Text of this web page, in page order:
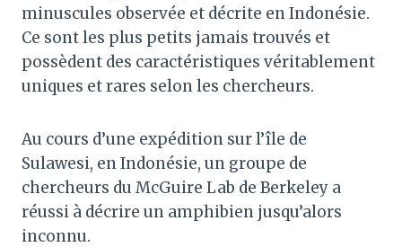
minuscules observée et décrite en Indonésie.
Ce sont les plus petits jamais trouvés et
possèdent des caractéristiques véritablement
uniques et rares selon les chercheurs.
Au cours d’une expédition sur l’île de
Sulawesi, en Indonésie, un groupe de
chercheurs du McGuire Lab de Berkeley a
réussi à décrire un amphibien jusqu’alors
inconnu.